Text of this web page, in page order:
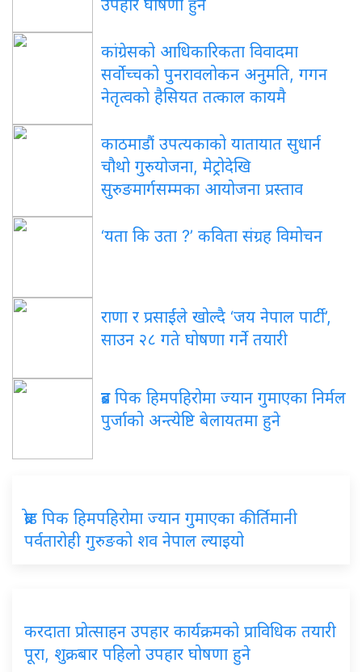
उपहार घोषणा हुने
कांग्रेसको आधिकारिकता विवादमा
सर्वोच्चको पुनरावलोकन अनुमति, गगन
नेतृत्वको हैसियत तत्काल कायमै
काठमाडौं उपत्यकाको यातायात सुधार्न
चौथो गुरुयोजना, मेट्रोदेखि
सुरुङमार्गसम्मका आयोजना प्रस्ताव
‘यता कि उता ?’ कविता संग्रह विमोचन
राणा र प्रसाईंले खोल्दै ‘जय नेपाल पार्टी’,
साउन २८ गते घोषणा गर्ने तयारी
ब्रड पिक हिमपहिरोमा ज्यान गुमाएका निर्मल
पुर्जाको अन्त्येष्टि बेलायतमा हुने
ब्रोड पिक हिमपहिरोमा ज्यान गुमाएका कीर्तिमानी
पर्वतारोही गुरुङको शव नेपाल ल्याइयो
करदाता प्रोत्साहन उपहार कार्यक्रमको प्राविधिक तयारी
पूरा, शुक्रबार पहिलो उपहार घोषणा हुने